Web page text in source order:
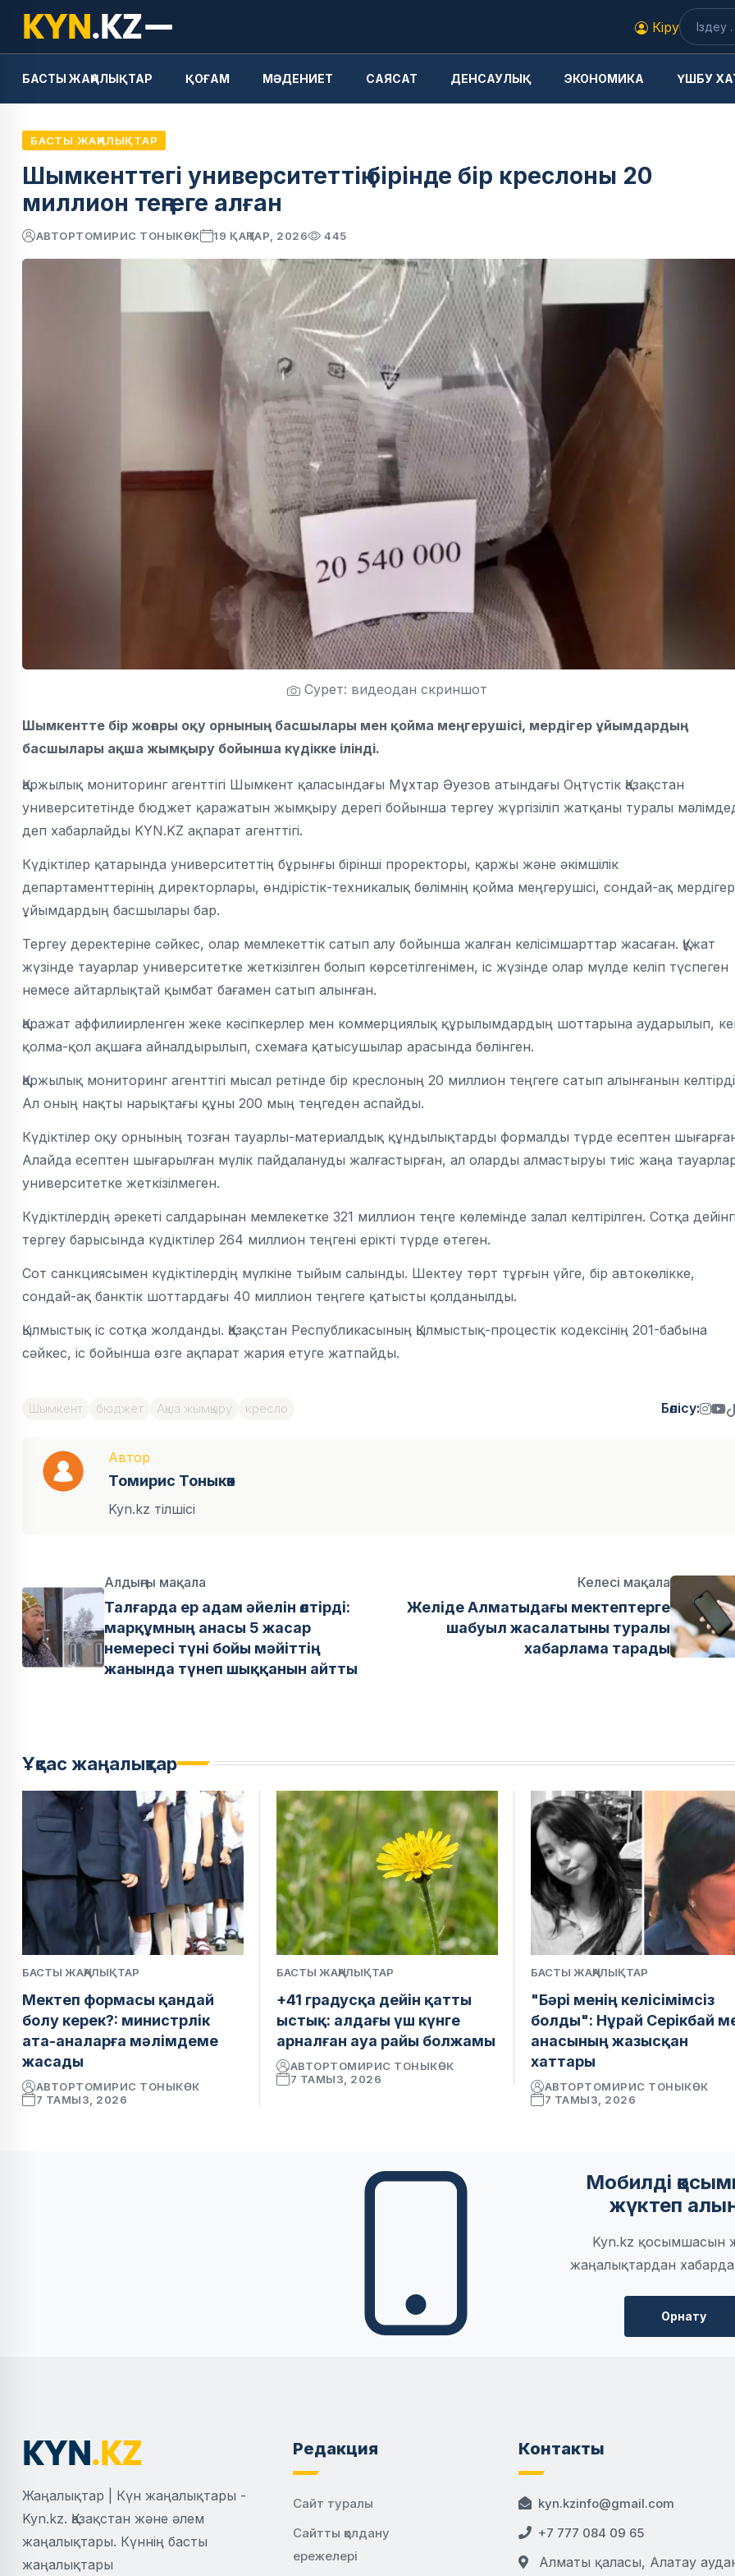
Кіру
БАСТЫ ЖАҢАЛЫҚТАР ҚОҒАМ МӘДЕНИЕТ САЯСАТ ДЕНСАУЛЫҚ ЭКОНОМИКА ҮШБУ
БАСТЫ ЖАҢАЛЫҚТАР
Шымкенттегі университеттің бірінде бір креслоны 20
миллион теңгеге алған
АВТОРТОМИРИС ТОНЫКӨК 19 ҚАҢТАР, 2026 445
Сурет: видеодан скриншот
Шымкентте бір жоғары оқу орнының басшылары мен қойма меңгерушісі, мердігер ұйымдардың
басшылары ақша жымқыру бойынша күдікке ілінді.
Қаржылық мониторинг агенттігі Шымкент қаласындағы Мұхтар Әуезов атындағы Оңтүстік Қазақстан
университетінде бюджет қаражатын жымқыру дерегі бойынша тергеу жүргізіліп жатқаны туралы
деп хабарлайды KYN.KZ ақпарат агенттігі.
Күдіктілер қатарында университеттің бұрынғы бірінші проректоры, қаржы және әкімшілік
департаменттерінің директорлары, өндірістік-техникалық бөлімнің қойма меңгерушісі, сондай-ақ мердігер
ұйымдардың басшылары бар.
Тергеу деректеріне сәйкес, олар мемлекеттік сатып алу бойынша жалған келісімшарттар жасаған. Құжат
жүзінде тауарлар университетке жеткізілген болып көрсетілгенімен, іс жүзінде олар мүлде келіп түспеген
немесе айтарлықтай қымбат бағамен сатып алынған.
Қаражат аффилиирленген жеке кәсіпкерлер мен коммерциялық құрылымдардың шоттарына аударылып,
қолма-қол ақшаға айналдырылып, схемаға қатысушылар арасында бөлінген.
Қаржылық мониторинг агенттігі мысал ретінде бір креслоның 20 миллион теңгеге сатып алынғанын
Ал оның нақты нарықтағы құны 200 мың теңгеден аспайды.
Күдіктілер оқу орнының тозған тауарлы-материалдық құндылықтарды формалды түрде есептен
Алайда есептен шығарылған мүлік пайдалануды жалғастырған, ал оларды алмастыруы тиіс жаңа
университетке жеткізілмеген.
Күдіктілердің әрекеті салдарынан мемлекетке 321 миллион теңге көлемінде залал келтірілген. Сотқа дейінгі
тергеу барысында күдіктілер 264 миллион теңгені ерікті түрде өтеген.
Сот санкциясымен күдіктілердің мүлкіне тыйым салынды. Шектеу төрт тұрғын үйге, бір автокөлікке,
сондай-ақ банктік шоттардағы 40 миллион теңгеге қатысты қолданылды.
Қылмыстық іс сотқа жолданды. Қазақстан Республикасының Қылмыстық-процестік кодексінің 201-бабына
сәйкес, іс бойынша өзге ақпарат жария етуге жатпайды.
Шымкент бюджет Ақша жымқыру кресло Бөлісу:
Автор
Томирис Тоныкөк
Kyn.kz тілшісі
Алдыңғы мақала
Талғарда ер адам әйелін өлтірді:
марқұмның анасы 5 жасар
немересі түні бойы мәйіттің
жанында түнеп шыққанын айтты
Келесі мақала
Желіде Алматыдағы мектептерге
шабуыл жасалатыны туралы
хабарлама тарады
Ұқсас жаңалықтар
БАСТЫ ЖАҢАЛЫҚТАР
Мектеп формасы қандай
болу керек?: министрлік
ата-аналарға мәлімдеме
жасады
АВТОРТОМИРИС ТОНЫКӨК
7 ТАМЫЗ, 2026
БАСТЫ ЖАҢАЛЫҚТАР
+41 градусқа дейін қатты
ыстық: алдағы үш күнге
арналған ауа райы болжамы
АВТОРТОМИРИС ТОНЫКӨК
7 ТАМЫЗ, 2026
БАСТЫ ЖАҢАЛЫҚТАР
"Бәрі менің келісімімсіз
болды": Нұрай Серікбай
анасының жазысқан
хаттары
АВТОРТОМИРИС ТОНЫКӨК
7 ТАМЫЗ, 2026
Мобилді
жүктеп
Kyn.kz қосымшасын
жаңалықтардан
Орнату
Жаңалықтар | Күн жаңалықтары -
Kyn.kz. Қазақстан және әлем
жаңалықтары. Күннің басты
жаңалықтары
Редакция
Сайт туралы
Сайтты қолдану
ережелері
Контакты
kyn.kzinfo@gmail.com
+7 777 084 09 65
Алматы қаласы, Алатау